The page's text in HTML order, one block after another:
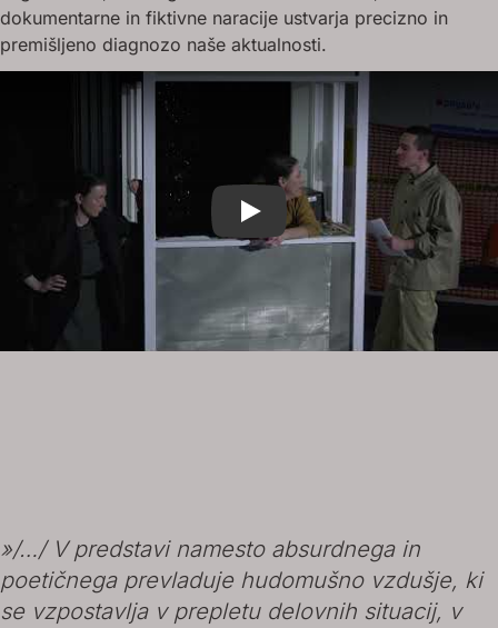
dokumentarne in fiktivne naracije ustvarja precizno in
premišljeno diagnozo naše aktualnosti.
»/…/ V predstavi namesto absurdnega in
poetičnega prevladuje hudomušno vzdušje, ki
se vzpostavlja v prepletu delovnih situacij, v